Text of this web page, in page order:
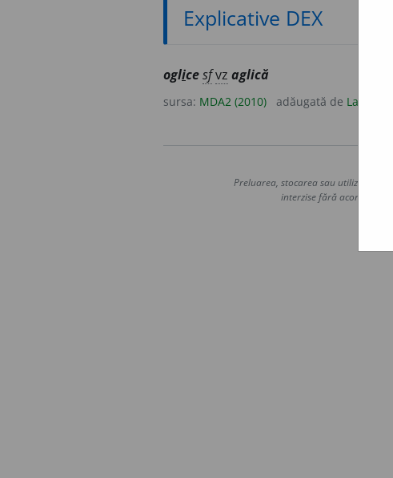
Explicative DEX
oglicesfvz aglică
sursa: MDA2 (2010) adăugată de
Preluarea, stocarea sau utilizarea
interzise fără acordul